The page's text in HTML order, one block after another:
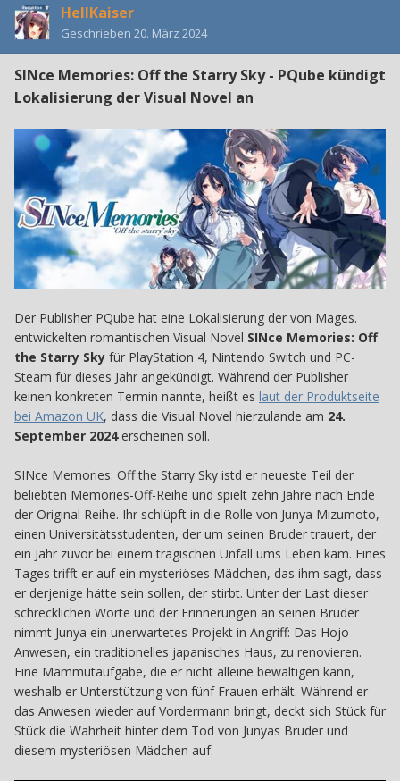
HellKaiser
Geschrieben 20. März 2024
SINce Memories: Off the Starry Sky - PQube kündigt
Lokalisierung der Visual Novel an
Der Publisher PQube hat eine Lokalisierung der von Mages.
entwickelten romantischen Visual Novel SINce Memories: Off
the Starry Sky für PlayStation 4, Nintendo Switch und PC-
Steam für dieses Jahr angekündigt. Während der Publisher
keinen konkreten Termin nannte, heißt es laut der Produktseite
bei Amazon UK, dass die Visual Novel hierzulande am 24.
September 2024erscheinen soll.
SINce Memories: Off the Starry Sky istd er neueste Teil der
beliebten Memories-Off-Reihe und spielt zehn Jahre nach Ende
der Original Reihe. Ihr schlüpft in die Rolle von Junya Mizumoto,
einen Universitätsstudenten, der um seinen Bruder trauert, der
ein Jahr zuvor bei einem tragischen Unfall ums Leben kam. Eines
Tages trifft er auf ein mysteriöses Mädchen, das ihm sagt, dass
er derjenige hätte sein sollen, der stirbt. Unter der Last dieser
schrecklichen Worte und der Erinnerungen an seinen Bruder
nimmt Junya ein unerwartetes Projekt in Angriff: Das Hojo-
Anwesen, ein traditionelles japanisches Haus, zu renovieren.
Eine Mammutaufgabe, die er nicht alleine bewältigen kann,
weshalb er Unterstützung von fünf Frauen erhält. Während er
das Anwesen wieder auf Vordermann bringt, deckt sich Stück für
Stück die Wahrheit hinter dem Tod von Junyas Bruder und
diesem mysteriösen Mädchen auf.